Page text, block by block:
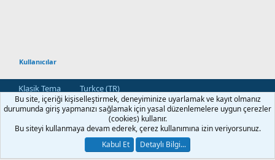
Kullanıcılar
Klasik Tema
Turkce (TR)
Bize Ulaşın
Kullanım ve Şartlar Gizlilik Politikası
Yardım
R
S
Community platform by XenForo® © 2010-2026 XenForo Ltd.
[XGT] Forum statistics system- XenGenTr
Bu site, içeriği kişiselleştirmek, deneyiminize uyarlamak ve kayıt olmanız
durumunda giriş yapmanızı sağlamak için yasal düzenlemelere uygun çerezler
(cookies) kullanır.
Bu siteyi kullanmaya devam ederek, çerez kullanımına izin veriyorsunuz.
Kabul Et
Detaylı Bilgi...